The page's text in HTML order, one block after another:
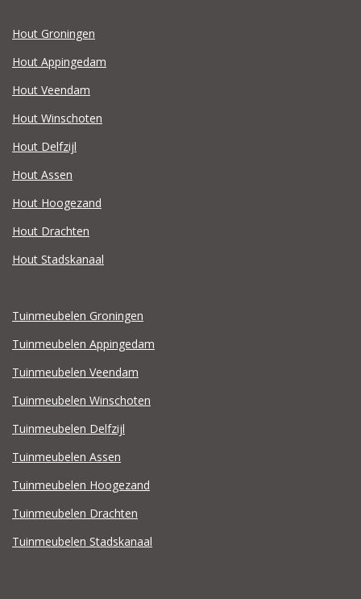
Hout Groningen
Hout Appingedam
Hout Veendam
Hout Winschoten
Hout Delfzijl
Hout Assen
Hout Hoogezand
Hout Drachten
Hout Stadskanaal
Tuinmeubelen Groningen
Tuinmeubelen Appingedam
Tuinmeubelen Veendam
Tuinmeubelen Winschoten
Tuinmeubelen Delfzijl
Tuinmeubelen Assen
Tuinmeubelen Hoogezand
Tuinmeubelen Drachten
Tuinmeubelen Stadskanaal